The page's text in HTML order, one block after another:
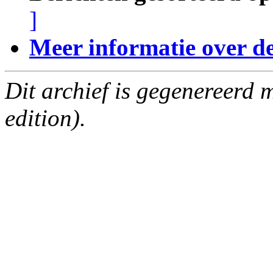
]
Meer informatie over
Dit archief is gegenereerd
edition).